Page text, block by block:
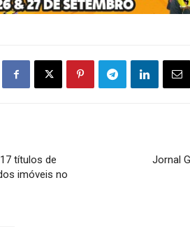
títulos de
imóveis no
Jornal